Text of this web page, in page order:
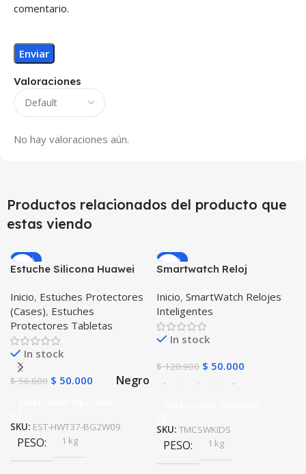
Valoraciones
No hay valoraciones aún.
comentario.
Productos relacionados del producto que
estas viendo
-12%
Estuche Silicona Huawei
Inicio, Estuches Protectores
(Cases), Estuches
Protectores Tabletas
In stock
$56.600 $ 50.000 Negro
SKU: EST-HWT37-BG2W09
PESO 1 kg
-59%
Smartwatch Reloj
GPS Ubicar Niños SOS
Inicio, SmartWatch Relojes
Inteligentes
In stock
$120.900 $ 50.000
SKU: TMCSWKIDS
PESO 1 kg